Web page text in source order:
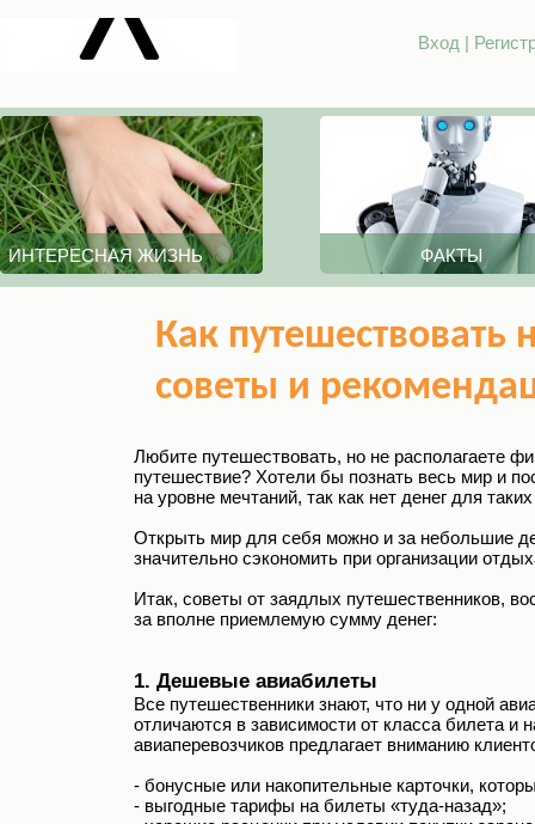
Вход |
ИНТЕРЕСНАЯ ЖИЗНЬ ФАКТЫ
Как путешествовать
советы и
Любите путешествовать, но не располагаете
путешествие? Хотели бы познать весь мир и
на уровне мечтаний, так как нет денег для
Открыть мир для себя можно и за небольшие
значительно сэкономить при организации
Итак, советы от заядлых путешественников,
за вполне приемлемую сумму денег:
1. Дешевые авиабилеты
Все путешественники знают, что ни у одной
отличаются в зависимости от класса билета
авиаперевозчиков предлагает вниманию
- бонусные или накопительные карточки,
- выгодные тарифы на билеты «туда-назад»;